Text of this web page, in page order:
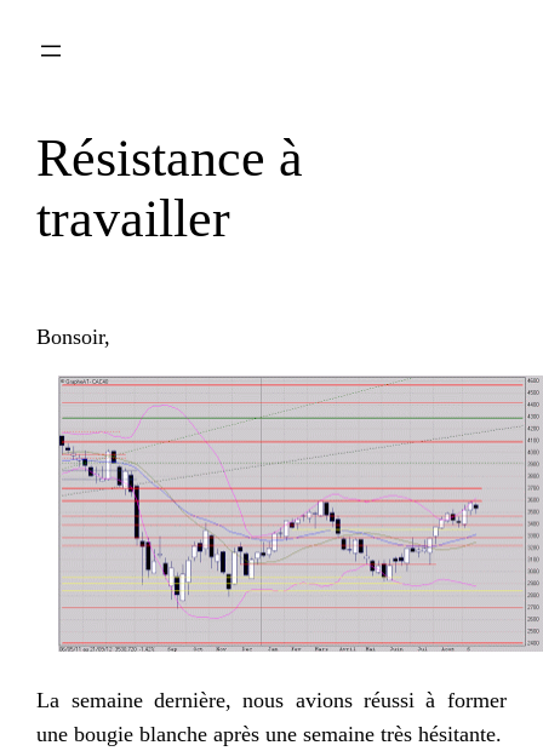
Résistance à
travailler
Bonsoir,
La semaine dernière, nous avions réussi à former
une bougie blanche après une semaine très hésitante.